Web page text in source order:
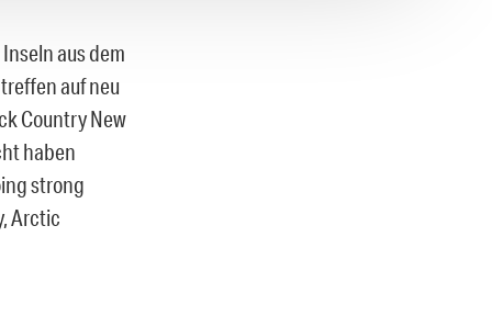
aus dem
auf neu
Country New
haben
strong
Arctic